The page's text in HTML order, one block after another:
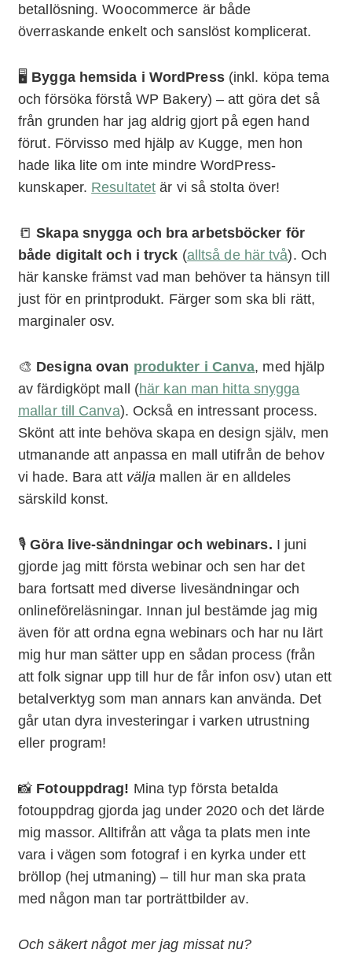
betallösning. Woocommerce är både
överraskande enkelt och sanslöst komplicerat.
🖥 Bygga hemsida i WordPress(inkl. köpa tema
och försöka förstå WP Bakery) – att göra det så
från grunden har jag aldrig gjort på egen hand
förut. Förvisso med hjälp av Kugge, men hon
hade lika lite om inte mindre WordPress-
kunskaper. Resultatet är vi så stolta över!
📒Skapa snygga och bra arbetsböcker för
både digitalt och i tryck (alltså de här två). Och
här kanske främst vad man behöver ta hänsyn till
just för en printprodukt. Färger som ska bli rätt,
marginaler osv.
🎨 Designa ovan produkter i Canva, med hjälp
av färdigköpt mall (här kan man hitta snygga
mallar till Canva). Också en intressant process.
Skönt att inte behöva skapa en design själv, men
utmanande att anpassa en mall utifrån de behov
vi hade. Bara att välja mallen är en alldeles
särskild konst.
🎙Göra live-sändningar och webinars. I juni
gjorde jag mitt första webinar och sen har det
bara fortsatt med diverse livesändningar och
onlineföreläsningar. Innan jul bestämde jag mig
även för att ordna egna webinars och har nu lärt
mig hur man sätter upp en sådan process (från
att folk signar upp till hur de får infon osv) utan ett
betalverktyg som man annars kan använda. Det
går utan dyra investeringar i varken utrustning
eller program!
📸 Fotouppdrag! Mina typ första betalda
fotouppdrag gjorda jag under 2020 och det lärde
mig massor. Alltifrån att våga ta plats men inte
vara i vägen som fotograf i en kyrka under ett
bröllop (hej utmaning) – till hur man ska prata
med någon man tar porträttbilder av.
Och säkert något mer jag missat nu?